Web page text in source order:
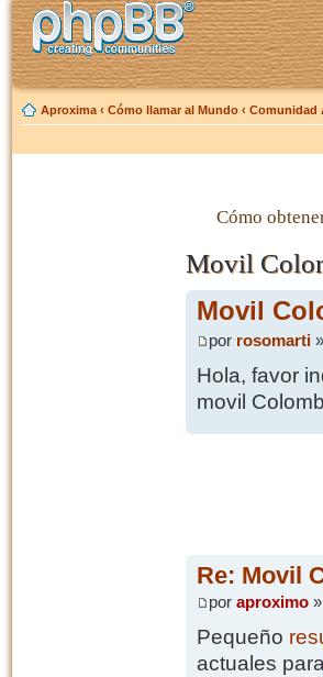
Aproxima ‹ Cómo llamar al Mundo ‹ Comunidad
Cómo
Movil
Movil
por rosomarti»
Hola, favor
movil
Re: Movil
por aproximo»
Pequeño
actuales